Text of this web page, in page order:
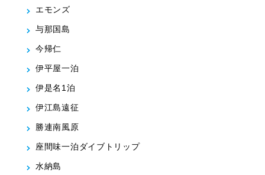
エモンズ
与那国島
今帰仁
伊平屋一泊
伊是名1泊
伊江島遠征
勝連南風原
座間味一泊ダイブトリップ
水納島